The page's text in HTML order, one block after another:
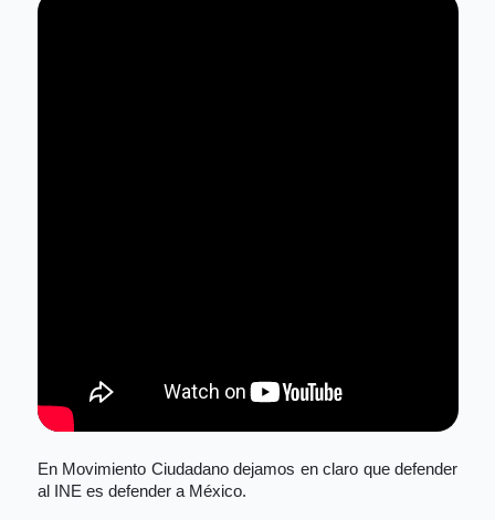
En Movimiento Ciudadano dejamos en claro que defender
al INE es defender a México.